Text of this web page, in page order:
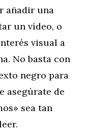
añadir una
un vídeo, o
visual a
No basta con
negro para
asegúrate de
sea tan